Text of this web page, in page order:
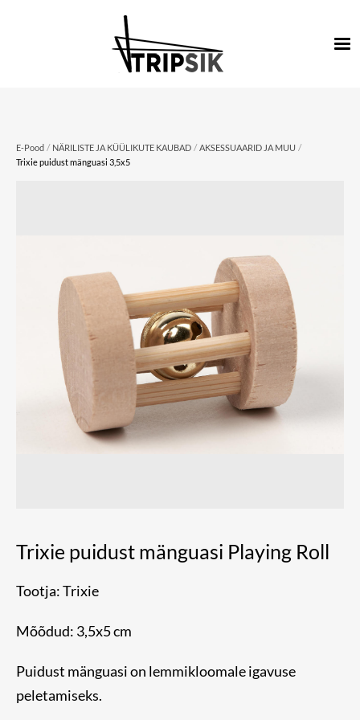
E-Pood / NÄRILISTE JA KÜÜLIKUTE KAUBAD / AKSESSUAARID JA MUU /
Trixie puidust mänguasi 3,5x5
Trixie puidust mänguasi Playing Roll
Tootja: Trixie
Mõõdud: 3,5x5 cm
Puidust mänguasi on lemmikloomale igavuse
peletamiseks.